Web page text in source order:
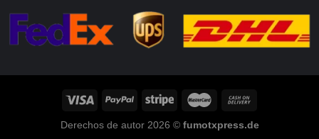
Derechos de autor 2026 © fumotxpress.de